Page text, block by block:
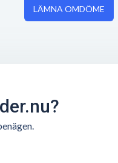
LÄMNA OMDÖME